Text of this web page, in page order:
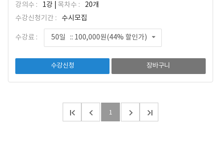
강의수 :
1강 | 목차수 :
20개
수강신청기간 :
수시모집
수강료 : 50일 :: 100,000원(44% 할인가)
수강신청 장바구니
1